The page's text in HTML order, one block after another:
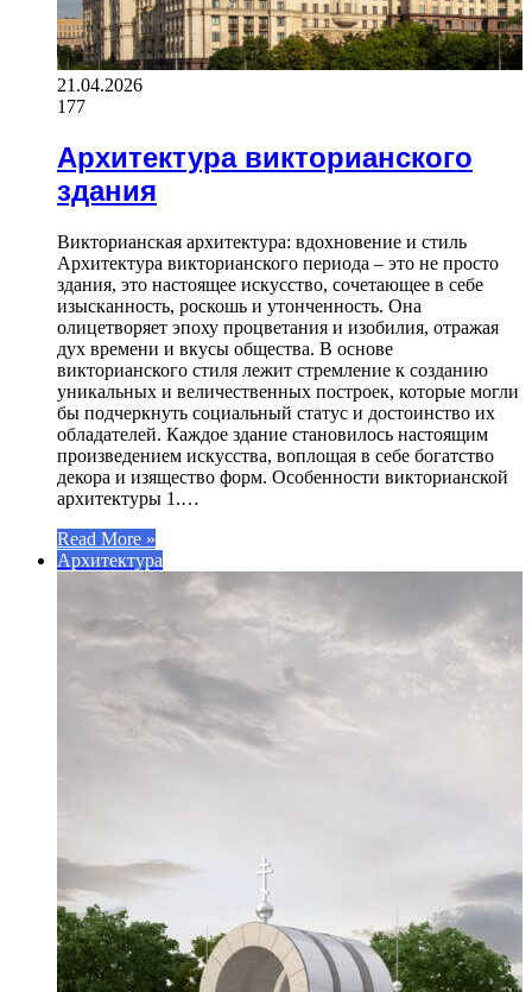
21.04.2026
177
Архитектура викторианского
здания
Викторианская архитектура: вдохновение и стиль
Архитектура викторианского периода – это не просто
здания, это настоящее искусство, сочетающее в себе
изысканность, роскошь и утонченность. Она
олицетворяет эпоху процветания и изобилия, отражая
дух времени и вкусы общества. В основе
викторианского стиля лежит стремление к созданию
уникальных и величественных построек, которые могли
бы подчеркнуть социальный статус и достоинство их
обладателей. Каждое здание становилось настоящим
произведением искусства, воплощая в себе богатство
декора и изящество форм. Особенности викторианской
архитектуры 1.…
Read More »
Архитектура